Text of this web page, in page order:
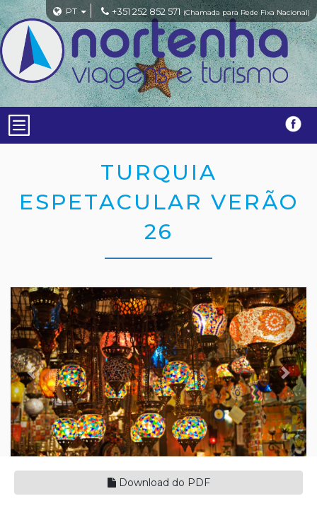
PT +351 252 852 571 (Chamada para Rede Fixa Nacional)
TURQUIA
ESPETACULAR VERÃO
26
Previous Next
Download do PDF